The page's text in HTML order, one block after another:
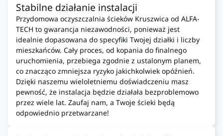
Stabilne działanie instalacji
Przydomowa oczyszczalnia ścieków Kruszwica od ALFA-
TECH to gwarancja niezawodności, ponieważ jest
idealnie dopasowana do specyfiki Twojej działki i liczby
mieszkańców. Cały proces, od kopania do finalnego
uruchomienia, przebiega zgodnie z ustalonym planem,
co znacząco zmniejsza ryzyko jakichkolwiek opóźnień.
Dzięki naszemu wieloletniemu doświadczeniu masz
pewność, że instalacja będzie działała bezproblemowo
przez wiele lat. Zaufaj nam, a Twoje ścieki będą
odpowiednio przetwarzane!